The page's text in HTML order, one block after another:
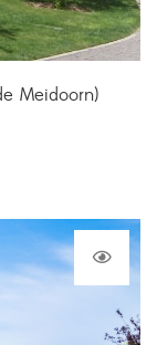
Meidoorn)